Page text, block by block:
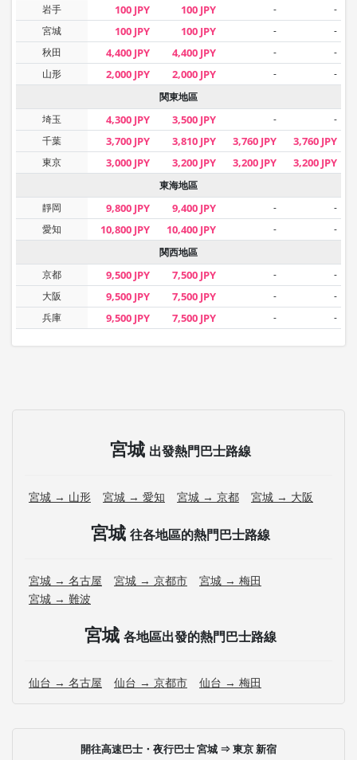
岩手
100 JPY 100 JPY -
-
宮城
100 JPY 100 JPY -
-
秋田
4,400 JPY 4,400 JPY -
-
山形
2,000 JPY 2,000 JPY -
-
関東地區
埼玉
4,300 JPY 3,500 JPY -
-
千葉
3,700 JPY 3,810 JPY 3,760 JPY 3,760 JPY
東京 3,000 JPY 3,200 JPY 3,200 JPY 3,200 JPY
東海地區
靜岡
9,800 JPY 9,400 JPY -
-
愛知
10,800 JPY 10,400 JPY -
-
関西地區
京都
9,500 JPY 7,500 JPY -
-
大阪
9,500 JPY 7,500 JPY -
-
兵庫
9,500 JPY 7,500 JPY - -
宮城 出發熱門巴士路線
宮城 → 山形 宮城 → 愛知 宮城 → 京都 宮城 → 大阪
宮城 往各地區的熱門巴士路線
宮城 → 名古屋 宮城 → 京都市
宮城 → 梅田
宮城 → 難波
宮城 各地區出發的熱門巴士路線
仙台 → 名古屋 仙台 → 京都市 仙台 → 梅田
開往高速巴士・夜行巴士 宮城 ⇒ 東京 新宿